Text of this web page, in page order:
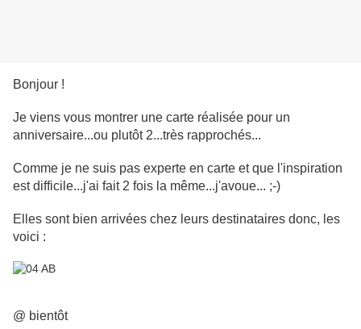
Bonjour !
Je viens vous montrer une carte réalisée pour un
anniversaire...ou plutôt 2...très rapprochés...
Comme je ne suis pas experte en carte et que l'inspiration
est difficile...j'ai fait 2 fois la même...j'avoue... ;-)
Elles sont bien arrivées chez leurs destinataires donc, les
voici :
@ bientôt